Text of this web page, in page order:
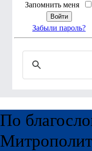
Запомнить меня
Забыли пароль?
По